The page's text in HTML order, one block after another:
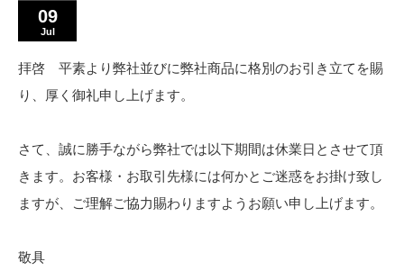
09
Jul
拝啓 平素より弊社並びに弊社商品に格別のお引き立てを賜
り、厚く御礼申し上げます。
さて、誠に勝手ながら弊社では以下期間は休業日とさせて頂
きます。お客様・お取引先様には何かとご迷惑をお掛け致し
ますが、ご理解ご協力賜わりますようお願い申し上げます。
敬具